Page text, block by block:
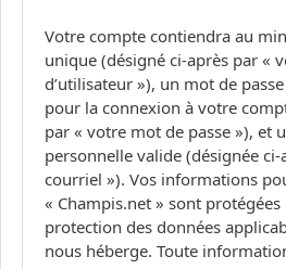
Votre compte contiendra au
unique (désigné ci-après par «
d’utilisateur »), un mot de
pour la connexion à votre
par « votre mot de passe »), et
personnelle valide (désignée
courriel »). Vos informations
« Champis.net » sont
protection des données
nous héberge. Toute